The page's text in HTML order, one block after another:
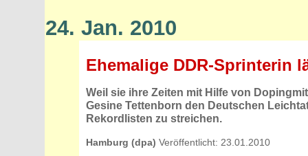
24. Jan. 2010
Ehemalige DDR-Sprinterin
Weil sie ihre Zeiten mit Hilfe von
Gesine Tettenborn den Deutschen
Rekordlisten zu streichen.
Hamburg (dpa) Veröffentlicht: 23.01.2010